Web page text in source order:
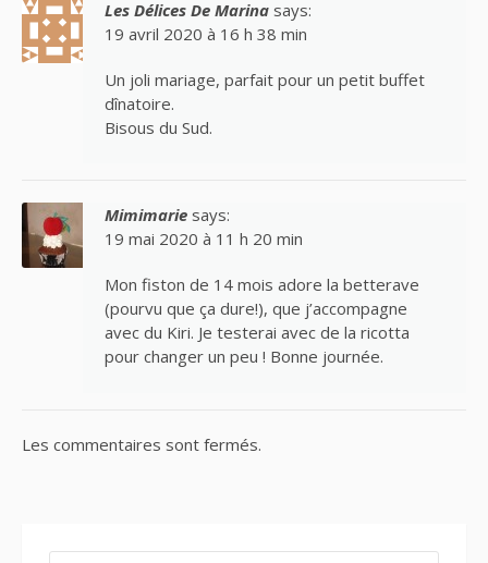
Les Délices De Marina says:
19 avril 2020 à 16 h 38 min
Un joli mariage, parfait pour un petit buffet
dînatoire.
Bisous du Sud.
Mimimarie says:
19 mai 2020 à 11 h 20 min
Mon fiston de 14 mois adore la betterave
(pourvu que ça dure!), que j’accompagne
avec du Kiri. Je testerai avec de la ricotta
pour changer un peu ! Bonne journée.
Les commentaires sont fermés.